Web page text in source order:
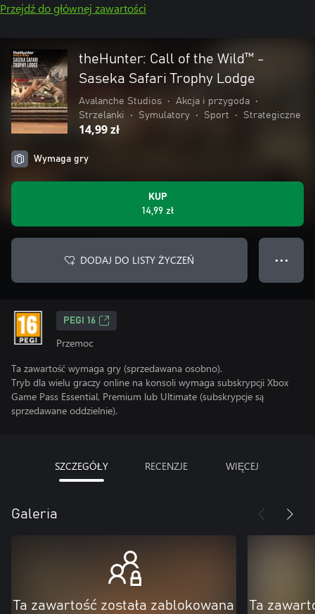
Przejdź do głównej zawartości
theHunter: Call of the Wild™ -
Saseka Safari Trophy Lodge
Avalanche Studios • Akcja i przygoda
•
Strzelanki
• Symulatory • Sport • Strategiczne
14,99 zł
Wymaga gry
KUP
14,99 zł
DODAJ DO LISTY ŻYCZEŃ ● ● ●
PEGI 16
Przemoc
Ta zawartość wymaga gry (sprzedawana osobno).
Tryb dla wielu graczy online na konsoli wymaga subskrypcji Xbox
Game Pass Essential, Premium lub Ultimate (subskrypcje są
sprzedawane oddzielnie).
SZCZEGÓŁY RECENZJE WIĘCEJ
Galeria
Ta zawartość została zablokowana Ta